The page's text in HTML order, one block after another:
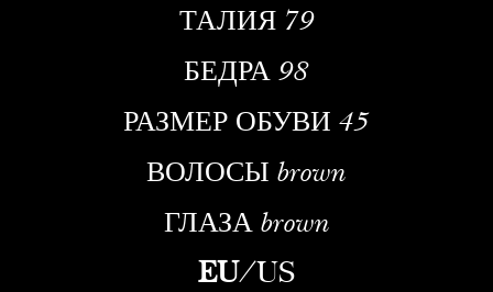
ТАЛИЯ 79
БЕДРА 98
РАЗМЕР ОБУВИ 45
ВОЛОСЫ brown
ГЛАЗА brown
EU/US